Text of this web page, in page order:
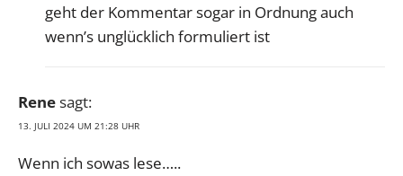
geht der Kommentar sogar in Ordnung auch
wenn’s unglücklich formuliert ist
Renesagt:
13. JULI 2024 UM 21:28 UHR
Wenn ich sowas lese…..